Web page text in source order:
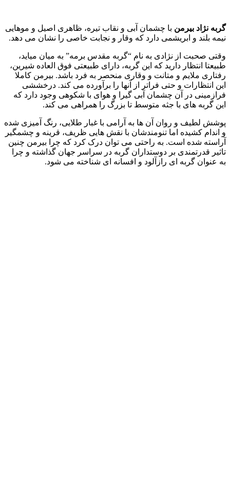
گربه نژاد بیرمن با چشمان آبی و نقاب تیره، ظاهری اصیل و موهایی
نیمه‌ بلند و ابریشمی دارد که وقار و نجابت خاصی را نشان می‌ دهد.
وقتی صحبت از نژادی به نام “گربه مقدس برمه” به میان میاید،
طبیعتا انتظار دارید که این گربه، دارای طبیعتی فوق‌ العاده شیرین،
رفتاری ملایم و متانت و وقاری منحصر به‌ فرد باشد. بیرمن کاملا
این انتظارات و حتی فراتر از آنها را برآورده می‌ کند. درخششی
فرازمینی در آن چشمان آبی گیرا و هوای با شکوهی وجود دارد که
این گربه‌ های با جثه متوسط تا بزرگ را همراهی می‌ کند.
پوشش لطیف و روان آن‌ ها به‌ آرامی با غبار طلایی، رنگ‌ آمیزی شده
و اندام کشیده اما تنومندشان با نقش‌ هایی ظریف، قرینه و چشمگیر
آراسته شده است. به‌ راحتی می‌ توان درک کرد که چرا بیرمن چنین
تاثیر قدرتمندی بر دوستداران گربه در سراسر جهان گذاشته و چرا
به عنوان گربه‌ ای رازآلود و افسانه‌ ای شناخته می‌ شود.